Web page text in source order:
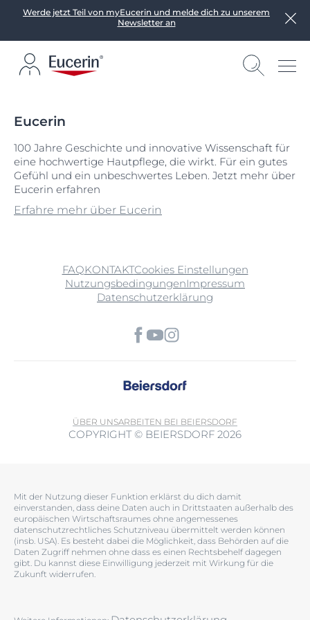
Werde jetzt Teil von myEucerin und melde dich zu unserem
Newsletter an
Eucerin
100 Jahre Geschichte und innovative Wissenschaft für
eine hochwertige Hautpflege, die wirkt. Für ein gutes
Gefühl und ein unbeschwertes Leben. Jetzt mehr über
Eucerin erfahren
Erfahre mehr über Eucerin
FAQKONTAKTCookies Einstellungen
NutzungsbedingungenImpressum
Datenschutzerklärung
ÜBER UNSARBEITEN BEI BEIERSDORF
COPYRIGHT © BEIERSDORF 2026
Mit der Nutzung dieser Funktion erklärst du dich damit
einverstanden, dass deine Daten auch in Drittstaaten außerhalb des
europäischen Wirtschaftsraumes ohne angemessenes
datenschutzrechtliches Schutzniveau übermittelt werden können
(insb. USA). Es besteht dabei die Möglichkeit, dass Behörden auf die
Daten Zugriff nehmen ohne dass es einen Rechtsbehelf dagegen
gibt. Du kannst diese Einwilligung jederzeit mit Wirkung für die
Zukunft widerrufen.